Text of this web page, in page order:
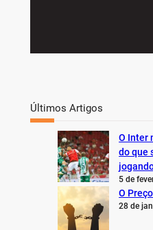
Últimos Artigos
O Inter
do que
5 de
O
28 de